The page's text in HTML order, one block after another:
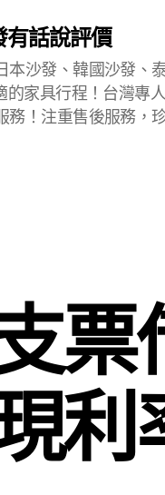
有話說評價
沙發、韓國沙發、
家具行程！台灣專
！注重售後服務，